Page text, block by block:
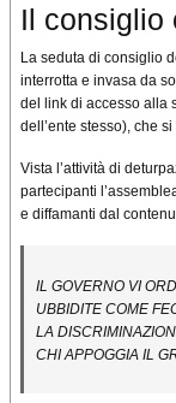
Il consiglio
La seduta di consiglio
interrotta e invasa da
del link di accesso alla
dell’ente stesso), che
Vista l’attività di
partecipanti
e diffamanti dal
IL GOVERNO VI
UBBIDITE COME
LA
CHI APPOGGIA IL